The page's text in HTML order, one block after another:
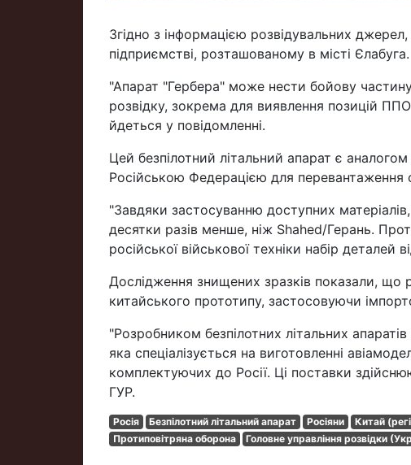
Згідно з інформацією розвідувальних
підприємстві, розташованому в місті Єлабуга.
"Апарат "Гербера" може нести бойову
розвідку, зокрема для виявлення позицій
йдеться у повідомленні.
Цей безпілотний літальний апарат є
Російською Федерацією для перевантаження
"Завдяки застосуванню доступних
десятки разів менше, ніж Shahed/Герань.
російської військової техніки набір
Дослідження знищених зразків показали, що
китайського прототипу, застосовуючи
"Розробником безпілотних літальних
яка спеціалізується на виготовленні
комплектуючих до Росії. Ці поставки
ГУР.
Росія Безпілотний літальний апарат Росіяни Китай
Протиповітряна оборона
Головне управління розвідки